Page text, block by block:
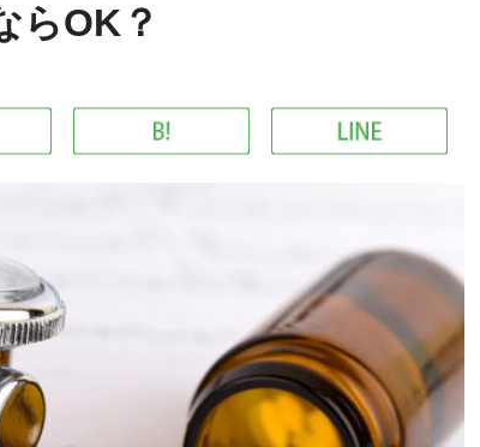
らOK？